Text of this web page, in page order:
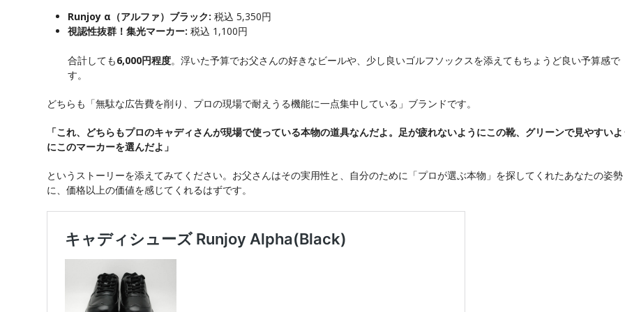
Runjoy α（アルファ）ブラック: 税込 5,350円
視認性抜群！集光マーカー: 税込 1,100円
合計しても6,000円程度。浮いた予算でお父さんの好きなビールや、少し良いゴルフソックスを添えてもちょうど良い予算感で
す。
どちらも「無駄な広告費を削り、プロの現場で耐えうる機能に一点集中している」ブランドです。
「これ、どちらもプロのキャディさんが現場で使っている本物の道具なんだよ。足が疲れないようにこの靴、グリーンで見やすい
にこのマーカーを選んだよ」
というストーリーを添えてみてください。お父さんはその実用性と、自分のために「プロが選ぶ本物」を探してくれたあなたの姿勢
に、価格以上の価値を感じてくれるはずです。